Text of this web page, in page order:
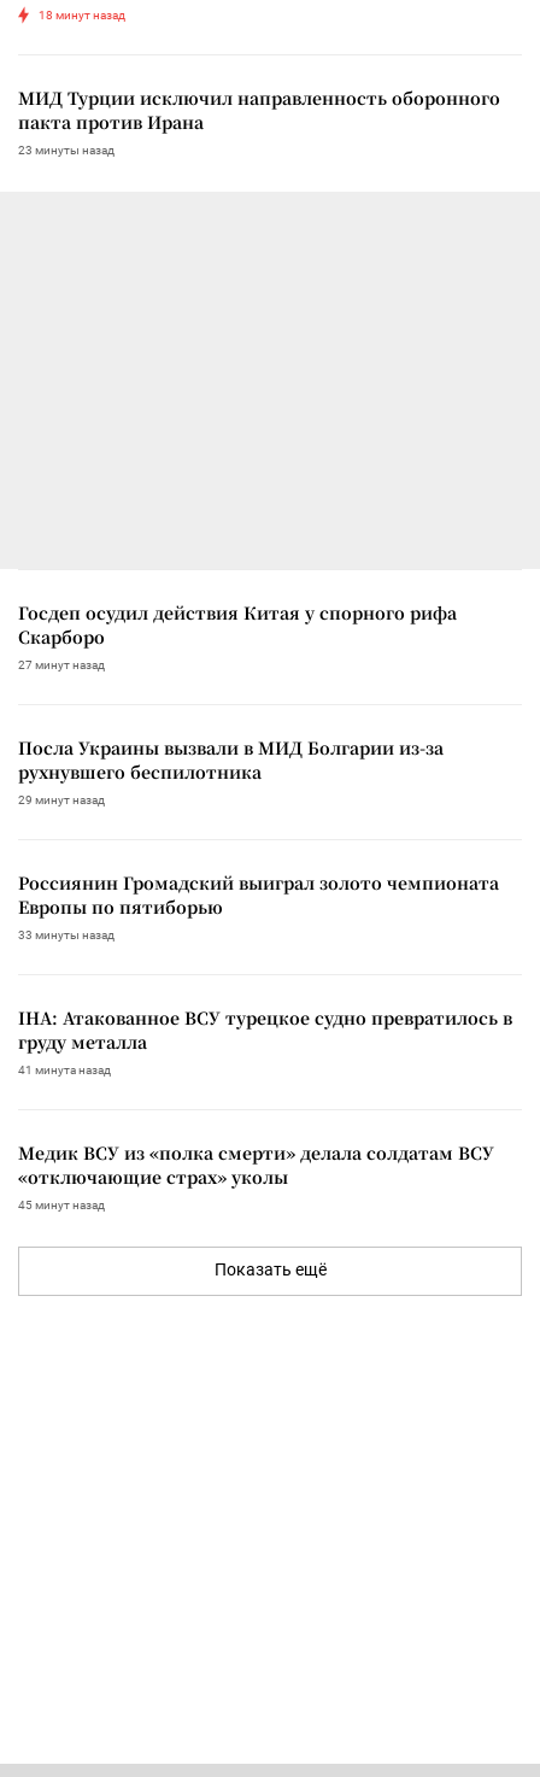
18 минут назад
МИД Турции исключил направленность оборонного
пакта против Ирана
23 минуты назад
Госдеп осудил действия Китая у спорного рифа
Скарборо
27 минут назад
Посла Украины вызвали в МИД Болгарии из-за
рухнувшего беспилотника
29 минут назад
Россиянин Громадский выиграл золото чемпионата
Европы по пятиборью
33 минуты назад
IHA: Атакованное ВСУ турецкое судно превратилось в
груду металла
41 минута назад
Медик ВСУ из «полка смерти» делала солдатам ВСУ
«отключающие страх» уколы
45 минут назад
Показать ещё